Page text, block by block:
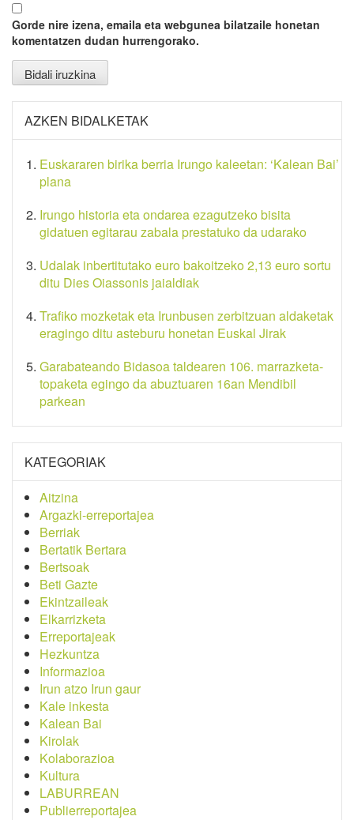
Gorde nire izena, emaila eta webgunea bilatzaile honetan
komentatzen dudan hurrengorako.
AZKEN BIDALKETAK
Euskararen birika berria Irungo kaleetan: ‘Kalean Bai’
plana
Irungo historia eta ondarea ezagutzeko bisita
gidatuen egitarau zabala prestatuko da udarako
Udalak inbertitutako euro bakoitzeko 2,13 euro sortu
ditu Dies Oiassonis jaialdiak
Trafiko mozketak eta Irunbusen zerbitzuan aldaketak
eragingo ditu asteburu honetan Euskal Jirak
Garabateando Bidasoa taldearen 106. marrazketa-
topaketa egingo da abuztuaren 16an Mendibil
parkean
KATEGORIAK
Aitzina
Argazki-erreportajea
Berriak
Bertatik Bertara
Bertsoak
Beti Gazte
Ekintzaileak
Elkarrizketa
Erreportajeak
Hezkuntza
Informazioa
Irun atzo Irun gaur
Kale inkesta
Kalean Bai
Kirolak
Kolaborazioa
Kultura
LABURREAN
Publierreportajea